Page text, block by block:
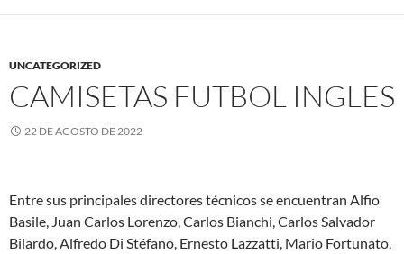
UNCATEGORIZED
CAMISETAS FUTBOL INGLES
22 DE AGOSTO DE 2022
Entre sus principales directores técnicos se encuentran Alfio
Basile, Juan Carlos Lorenzo, Carlos Bianchi, Carlos Salvador
Bilardo, Alfredo Di Stéfano, Ernesto Lazzatti, Mario Fortunato,